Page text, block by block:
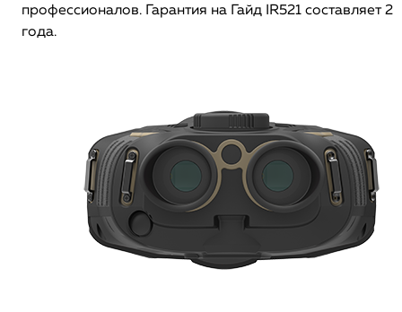
профессионалов. Гарантия на Гайд IR521 составляет 2
года.